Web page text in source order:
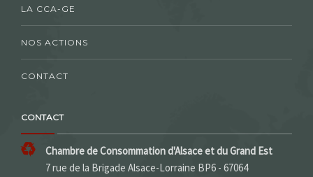
LA CCA-GE
NOS ACTIONS
CONTACT
CONTACT
Chambre de Consommation d'Alsace et du Grand Est
7 rue de la Brigade Alsace-Lorraine BP6 - 67064